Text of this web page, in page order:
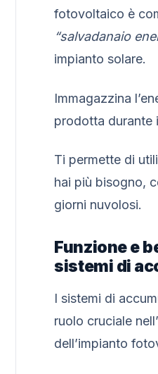
fotovoltaico è
“salvadanaio
impianto solare.
Immagazzina
prodotta durante
Ti permette di
hai più bisogno,
giorni nuvolosi.
Funzione e
sistemi di
I sistemi di
ruolo cruciale
dell’impianto